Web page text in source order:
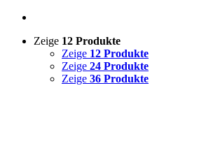
Zeige 12 Produkte
Zeige 12 Produkte
Zeige 24 Produkte
Zeige 36 Produkte